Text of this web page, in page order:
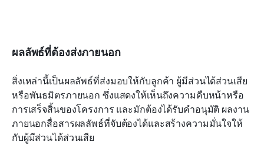
ผลลัพธ์ที่ต้องส่งภายนอก
สิ่งเหล่านี้เป็นผลลัพธ์ที่ส่งมอบให้กับลูกค้า ผู้มีส่วนได้ส่วนเสีย
หรือพันธมิตรภายนอก ซึ่งแสดงให้เห็นถึงความคืบหน้าหรือ
การเสร็จสิ้นของโครงการ และมักต้องได้รับคำอนุมัติ ผลงาน
ภายนอกสื่อสารผลลัพธ์ที่จับต้องได้และสร้างความมั่นใจให้
กับผู้มีส่วนได้ส่วนเสีย